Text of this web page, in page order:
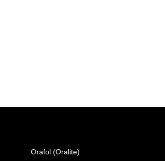
Orafol (Oralite)